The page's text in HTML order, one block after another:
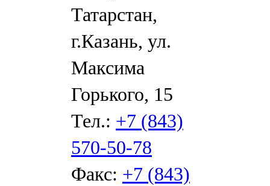
Татарстан,
г.Казань, ул.
Максима
Горького, 15
Тел.: +7 (843)
570-50-78
Факс: +7 (843)